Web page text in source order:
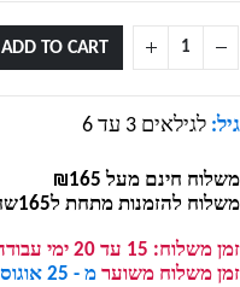
ADD TO CART
גיל: לגילאים 3 עד 6
משלוח חינם מעל ₪165
משלוח להזמנות מתחת ל165שח - בעלות של 17שח
זמן משלוח:
זמן משלוח משוער מ - 25 אוגוסט ל - 04 ספטמבר